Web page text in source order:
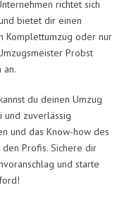
richtet sich
bietet dir einen
Komplettumzug oder nur
Probst
an.
du deinen Umzug
und zuverlässig
und das Know-how des
Profis. Sichere dir
und starte